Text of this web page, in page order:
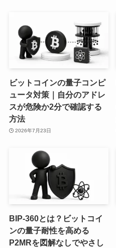
ビットコインの量子コンピ
ュータ対策｜自分のアドレ
スが危険か2分で確認する
方法
2026年7月23日
BIP-360とは？ビットコイ
ンの量子耐性を高める
P2MRを図解なしでやさし